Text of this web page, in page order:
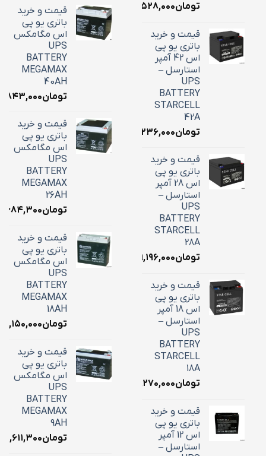
تومان۲۲,۵۲۸,۰۰۰
قیمت و خرید
باتری یو پی
اس 42 آمپر
استارسل –
UPS
BATTERY
STARCELL
42A
تومان۱۶,۲۳۶,۰۰۰
قیمت و خرید
باتری یو پی
اس 28 آمپر
استارسل –
UPS
BATTERY
STARCELL
28A
تومان۹,۱۹۶,۰۰۰
قیمت و خرید
باتری یو پی
اس 18 آمپر
استارسل –
UPS
BATTERY
STARCELL
18A
تومان۶,۲۷۰,۰۰۰
قیمت و خرید
باتری یو پی
اس 12 آمپر
استارسل –
قیمت و خرید
باتری یو پی
اس مگامکس
UPS
BATTERY
MEGAMAX
40AH
تومان
قیمت و خرید
باتری یو پی
اس مگامکس
UPS
BATTERY
MEGAMAX
26AH
تومان
قیمت و خرید
باتری یو پی
اس مگامکس
UPS
BATTERY
MEGAMAX
18AH
تومان۷,۱۵۰,۰۰۰
قیمت و خرید
باتری یو پی
اس مگامکس
UPS
BATTERY
MEGAMAX
9AH
تومان۳,۶۱۱,۳۰۰